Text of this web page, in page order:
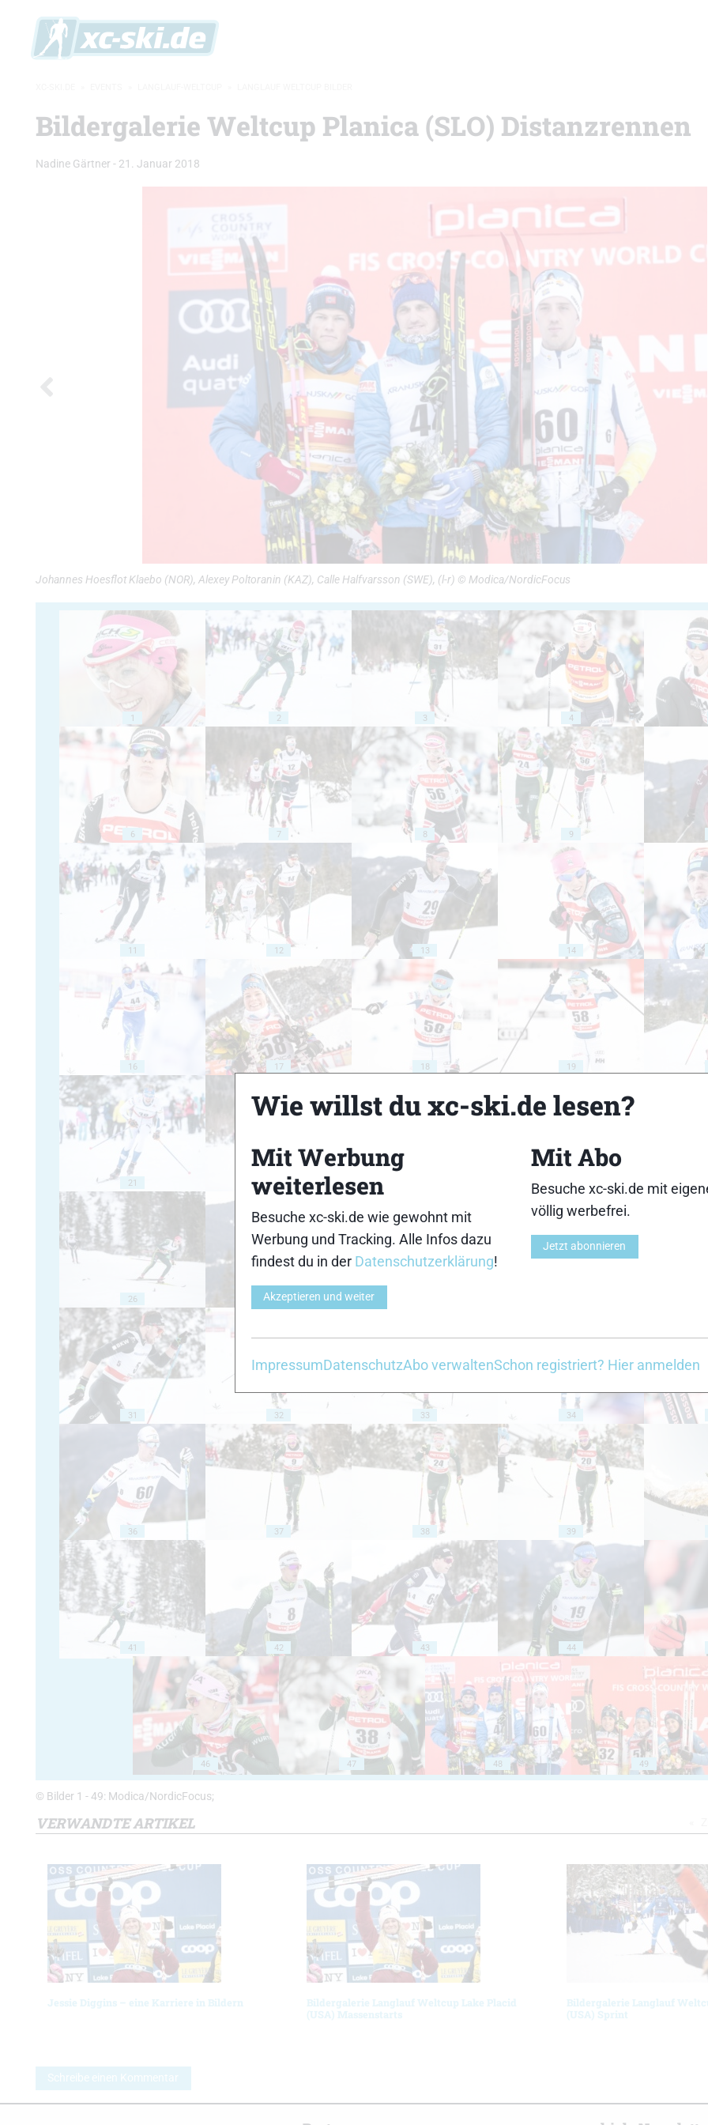
Bildergalerie Weltcup Planica (SLO) Distanzrennen
Nadine Gärtner - 21. Januar 2018
Johannes Hoesflot Klaebo (NOR), Alexey Poltoranin (KAZ), Calle Halfvarsson (SWE), (l-r) © Modica/NordicFocus
1 2 3 4
6 7 8 9
11 12 13 14
16 17 18 19
21 22 24
26 27
31 32 33 34
36 37 38 39
41 42 43 44
46 47 48 49
© Bilder 1 - 49: Modica/NordicFocus;
VERWANDTE ARTIKEL
Jessie Diggins – eine Karriere in Bildern
Bildergalerie Langlauf Weltcup Lake Placid
(USA) Massenstarts
Bildergalerie Langlauf
(USA) Sprint
Schreibe einen Kommentar
Wie willst du xc-ski.de lesen?
Mit Werbung
weiterlesen
Besuche xc-ski.de wie gewohnt mit
Werbung und Tracking. Alle Infos dazu
findest du in der Datenschutzerklärung!
Akzeptieren und weiter
Mit Abo
Besuche xc-ski.de mit
völlig werbefrei.
Jetzt abonnieren
ImpressumDatenschutzAbo verwaltenSchon registriert? Hier anmelden